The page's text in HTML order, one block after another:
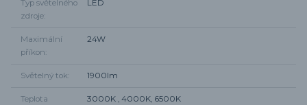
Typ světelného
zdroje
LED
Maximální
příkon
24W
Světelný tok 1900lm
Teplota
3000K , 4000K, 6500K